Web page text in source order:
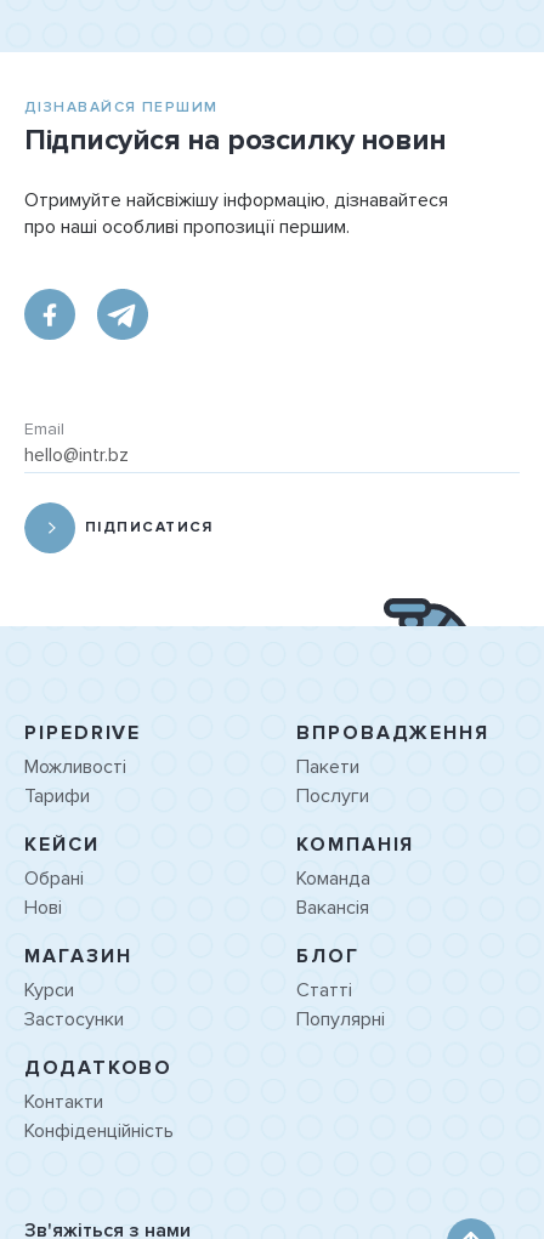
ДІЗНАВАЙСЯ ПЕРШИМ
Підписуйся на розсилку новин
Отримуйте найсвіжішу інформацію, дізнавайтеся
про наші особливі пропозиції першим.
Email
ПІДПИСАТИСЯ
PIPEDRIVE
Можливості
Тарифи
ВПРОВАДЖЕННЯ
Пакети
Послуги
КЕЙСИ
Обрані
Нові
КОМПАНІЯ
Команда
Вакансія
МАГАЗИН
Курси
Застосунки
БЛОГ
Статті
Популярні
ДОДАТКОВО
Контакти
Конфіденційність
Зв'яжіться з нами